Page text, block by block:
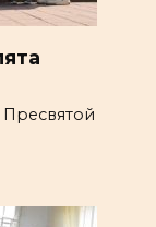
Пресвятой